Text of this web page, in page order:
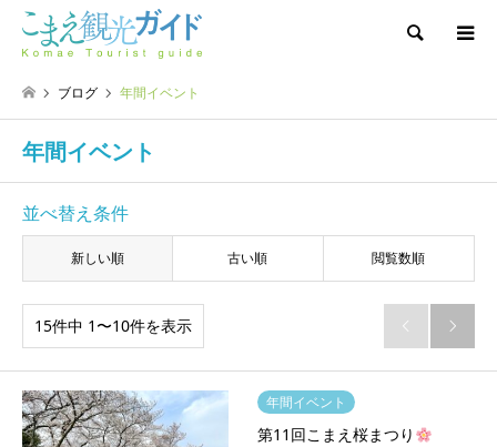
検索
ブログ 年間イベント
年間イベント
並べ替え条件
新しい順 古い順 閲覧数順
15件中 1〜10件を表示  
年間イベント
第11回こまえ桜まつり